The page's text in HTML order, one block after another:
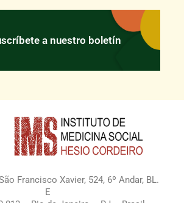
a nuestro boletín
Francisco Xavier, 524, 6º Andar, BL.
E